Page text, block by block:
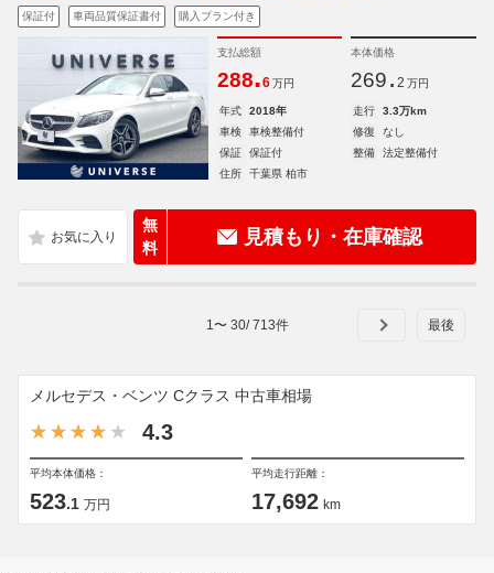
保証付 車両品質保証書付 購入プラン付き
支払総額
288.6 万円
本体価格
269. 2 万円
年式 2018年 走行
3.3万km
車検
車検整備付 修復
なし
保証
保証付 整備
法定整備付
住所
千葉県 柏市
無
料
見積もり・在庫確認
1 〜 30/713件
メルセデス・ベンツ Cクラス 中古車相場
4.3
平均本体価格：
523.1 万円
平均走行距離：
17,692 km